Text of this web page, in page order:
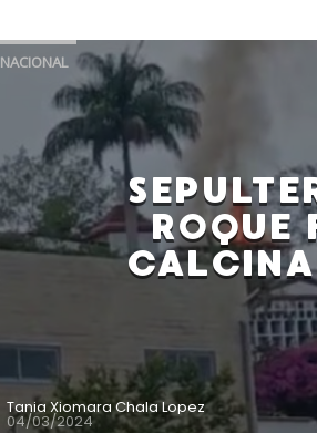
NACIONAL
ROQUE
Tania Xiomara Chala Lopez
04/03/2024